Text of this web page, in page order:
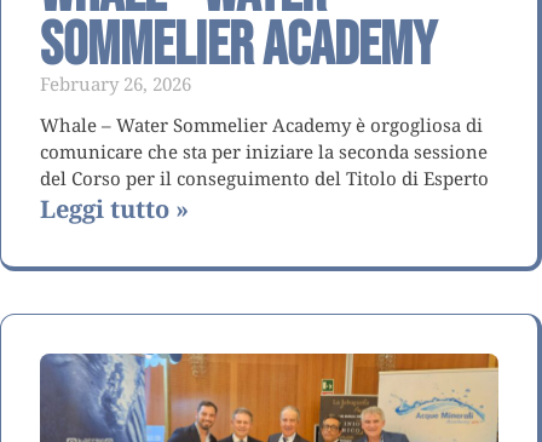
Sommelier Academy
February 26, 2026
Whale – Water Sommelier Academy è orgogliosa di
comunicare che sta per iniziare la seconda sessione
del Corso per il conseguimento del Titolo di Esperto
Leggi tutto »